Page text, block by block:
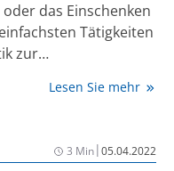
das Einschenken
Tätigkeiten
zur
ihren Beruf
von
oft die einzige
Lesen Sie mehr
3 Min|05.04.2022